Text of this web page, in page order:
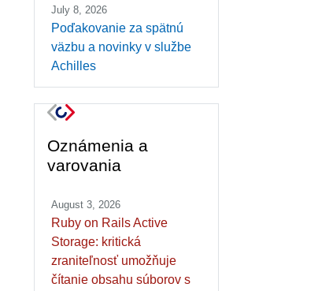
July 8, 2026
Poďakovanie za spätnú
väzbu a novinky v službe
Achilles
Oznámenia a
varovania
August 3, 2026
Ruby on Rails Active
Storage: kritická
zraniteľnosť umožňuje
čítanie obsahu súborov s